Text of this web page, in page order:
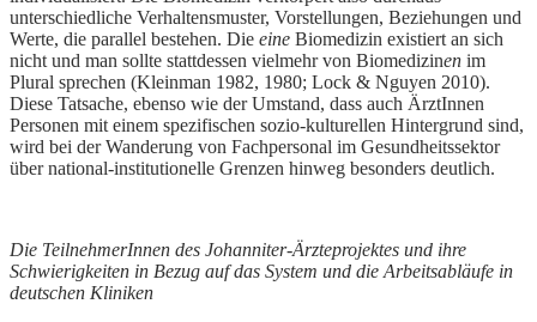
unterschiedliche Verhaltensmuster, Vorstellungen, Beziehungen und
Werte, die parallel bestehen. Die eine Biomedizin existiert an sich
nicht und man sollte stattdessen vielmehr von Biomedizinen im
Plural sprechen (Kleinman 1982, 1980; Lock & Nguyen 2010).
Diese Tatsache, ebenso wie der Umstand, dass auch ÄrztInnen
Personen mit einem spezifischen sozio-kulturellen Hintergrund sind,
wird bei der Wanderung von Fachpersonal im Gesundheitssektor
über national-institutionelle Grenzen hinweg besonders deutlich.
Die TeilnehmerInnen des Johanniter-Ärzteprojektes und ihre
Schwierigkeiten in Bezug auf das System und die Arbeitsabläufe in
deutschen Kliniken